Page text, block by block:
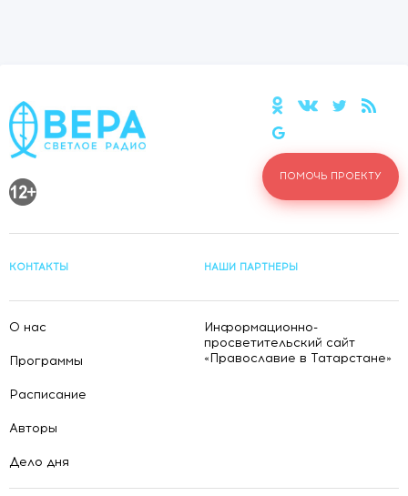
КОНТАКТЫ НАШИ ПАРТНЕРЫ
О нас
Программы
Расписание
Авторы
Дело дня
Информационно-
просветительский сайт
«Православие в Татарстане»
ПОМОЧЬ ПРОЕКТУ